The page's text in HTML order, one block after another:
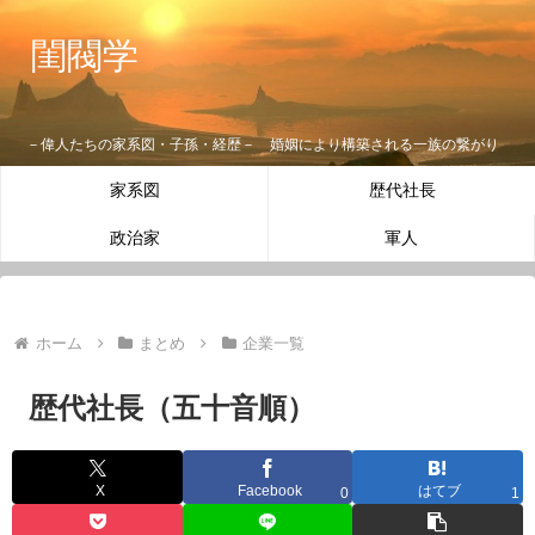
閨閥学
－偉人たちの家系図・子孫・経歴－ 婚姻により構築される一族の繋がり
家系図 歴代社長
政治家 軍人
ホーム まとめ 企業一覧
歴代社長（五十音順）
X Facebook 0 はてブ 1